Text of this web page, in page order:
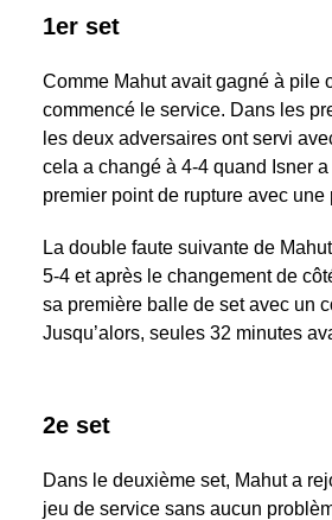
1er set
Comme Mahut avait gagné à pile
commencé le service. Dans les
les deux adversaires ont servi
cela a changé à 4-4 quand Isner
premier point de rupture avec une
La double faute suivante de
5-4 et après le changement de
sa première balle de set avec un
Jusqu’alors, seules 32 minutes
2e set
Dans le deuxième set, Mahut a
jeu de service sans aucun